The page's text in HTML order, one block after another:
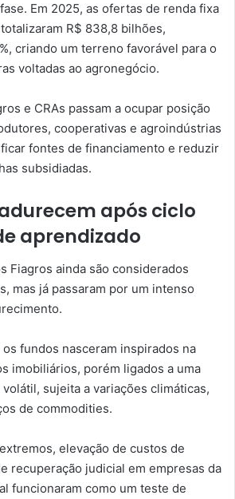
Em 2025, as ofertas de renda fixa
R$ 838,8 bilhões,
criando um terreno favorável para o
voltadas ao agronegócio.
e CRAs passam a ocupar posição
cooperativas e agroindústrias
fontes de financiamento e reduzir
subsidiadas.
após ciclo
aprendizado
Fiagros ainda são considerados
mas já passaram por um intenso
os fundos nasceram inspirados na
imobiliários, porém ligados a uma
sujeita a variações climáticas,
de commodities.
elevação de custos de
recuperação judicial em empresas da
funcionaram como um teste de